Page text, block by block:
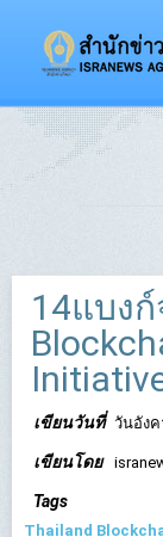
14แบง
เขียนวันที่ วันอังค
เขียนโดย
Tags
Thailand